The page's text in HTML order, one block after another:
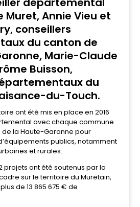
Muret, Annie Vieu et
conseillers
du canton de
Marie-Claude
Buisson,
du
du-Touch.
ont été mis en place en 2016
avec chaque commune
la Haute-Garonne pour
publics, notamment
et rurales.
projets ont été soutenus par la
sur le territoire du Muretain,
de 13 865 675 € de